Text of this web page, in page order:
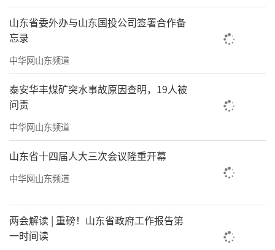
山东省委外办与山东国投公司签署合作备
忘录
中华网山东频道
泰安华丰煤矿突水事故原因查明，19人被
问责
中华网山东频道
山东省十四届人大三次会议隆重开幕
中华网山东频道
两会解读 | 重磅！山东省政府工作报告第
一时间读